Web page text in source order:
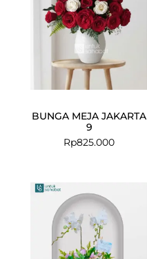
BUNGA MEJA JAKARTA
9
Rp825.000